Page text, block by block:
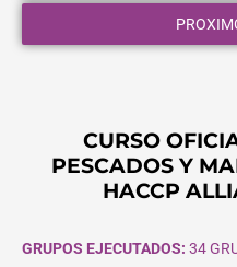
CURSO
PESCADOS Y
HACCP
GRUPOS EJECUTADOS: 34